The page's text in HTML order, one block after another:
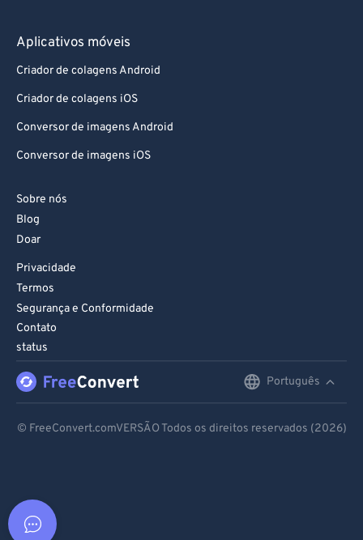
Aplicativos móveis
Criador de colagens Android
Criador de colagens iOS
Conversor de imagens Android
Conversor de imagens iOS
Sobre nós
Blog
Doar
Privacidade
Termos
Segurança e Conformidade
Contato
status
Português
© FreeConvert.comVERSÃO Todos os direitos reservados (2026)